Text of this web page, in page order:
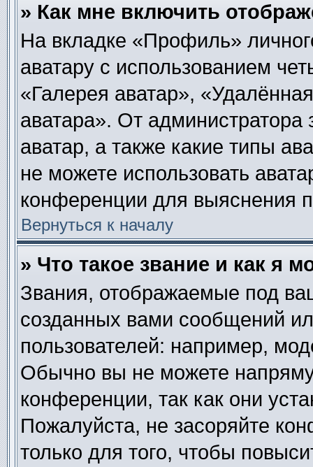
» Как мне включить
На вкладке «Профиль»
аватару с использованием
«Галерея аватар»,
аватара». От администратора
аватар, а также какие типы
не можете использовать
конференции для выяснения
Вернуться к началу
» Что такое звание и как я
Звания, отображаемые под
созданных вами сообщений
пользователей: например,
Обычно вы не можете
конференции, так как они
Пожалуйста, не засоряйте
только для того, чтобы